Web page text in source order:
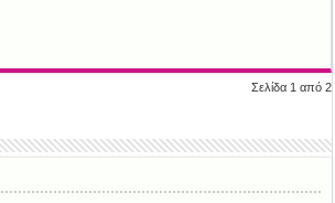
Σελίδα 1 από 2